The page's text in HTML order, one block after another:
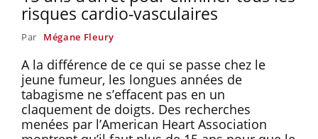
risques cardio-vasculaires
Par Mégane Fleury
A la différence de ce qui se passe chez le
jeune fumeur, les longues années de
tabagisme ne s’effacent pas en un
claquement de doigts. Des recherches
menées par l’American Heart Association